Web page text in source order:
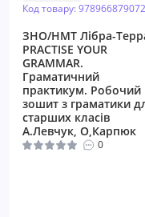
Код товару:
ЗНО/НМТ Лібра-
PRACTISE YOUR
GRAMMAR.
Граматичний
практикум. Робочий
зошит з граматики
старших класів
А.Левчук, О,Карпюк
0